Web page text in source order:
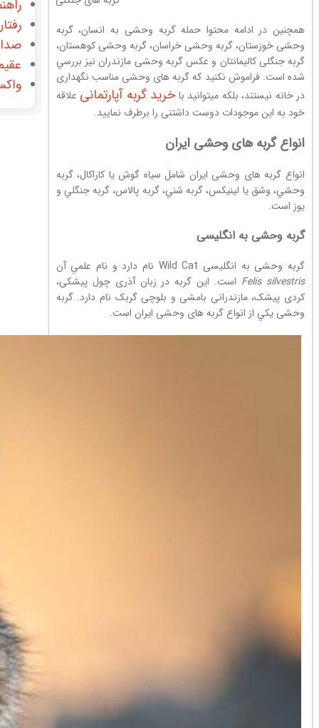
همچنين در ادامه محتوا حمله گربه وحشی به انسان، گربه
وحشی خوزستان، گربه وحشی خراسان، گربه وحشی كوهستان،
گربه جنگلی کالیمانتان و عکس گربه وحشی مازندران نيز بررسي
شده است. فراموش نکنید که گربه های وحشی مناسب نگهداری
در خانه نیستند، بلکه میتوانید باخرید گربه آپارتمانی علاقه
خود به این موجودات دوست داشتنی را برطرف نمایید.
انواع گربه های وحشی ایران
انواع گربه های وحشی ایران شامل سیاه ‌گوش يا كاراكال، گربه
وحشي، وشق یا لینیکس، گربه شني، گربه پالاس، گربه جنگلي و
يوز است.
گربه وحشی به انگلیسی
گربه وحشی به انگلیسی Wild Cat نام دارد و نام علمي آن
Felis silvestris است. اين گربه در زبان آذری چول پیشکی،
کردی پیشک، مازندرانی بامشی و بلوچی گربک نام دارد. گربه
وحشی يكي از انواع گربه های وحشی ایران است.